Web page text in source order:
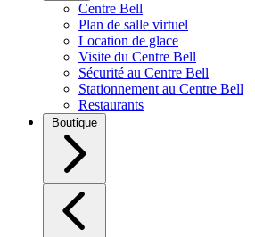
Centre Bell
Plan de salle virtuel
Location de glace
Visite du Centre Bell
Sécurité au Centre Bell
Stationnement au Centre Bell
Restaurants
Boutique